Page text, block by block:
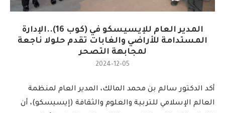
المدير العام للإيسيسكو في (كوب 16)..الإدارة
المستدامة للأراضي والغابات تقدم حلولا ناجعة
لمجابهة التصحر
2024-12-05
أكد الدكتور سالم بن محمد المالك، المدير العام لمنظمة
العالم الإسلامي للتربية والعلوم والثقافة (إيسيسكو)، أن